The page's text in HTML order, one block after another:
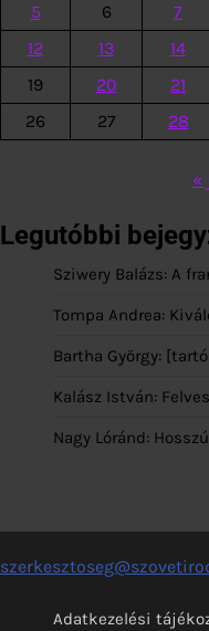
5 6 7
12
13 14
19
20 21
26
27 28
«
Legutóbbi
Sziwery Balázs: A
Tompa Andrea:
Bartha György:
Kalász István:
Nagy Lóránd:
Adatkezelési